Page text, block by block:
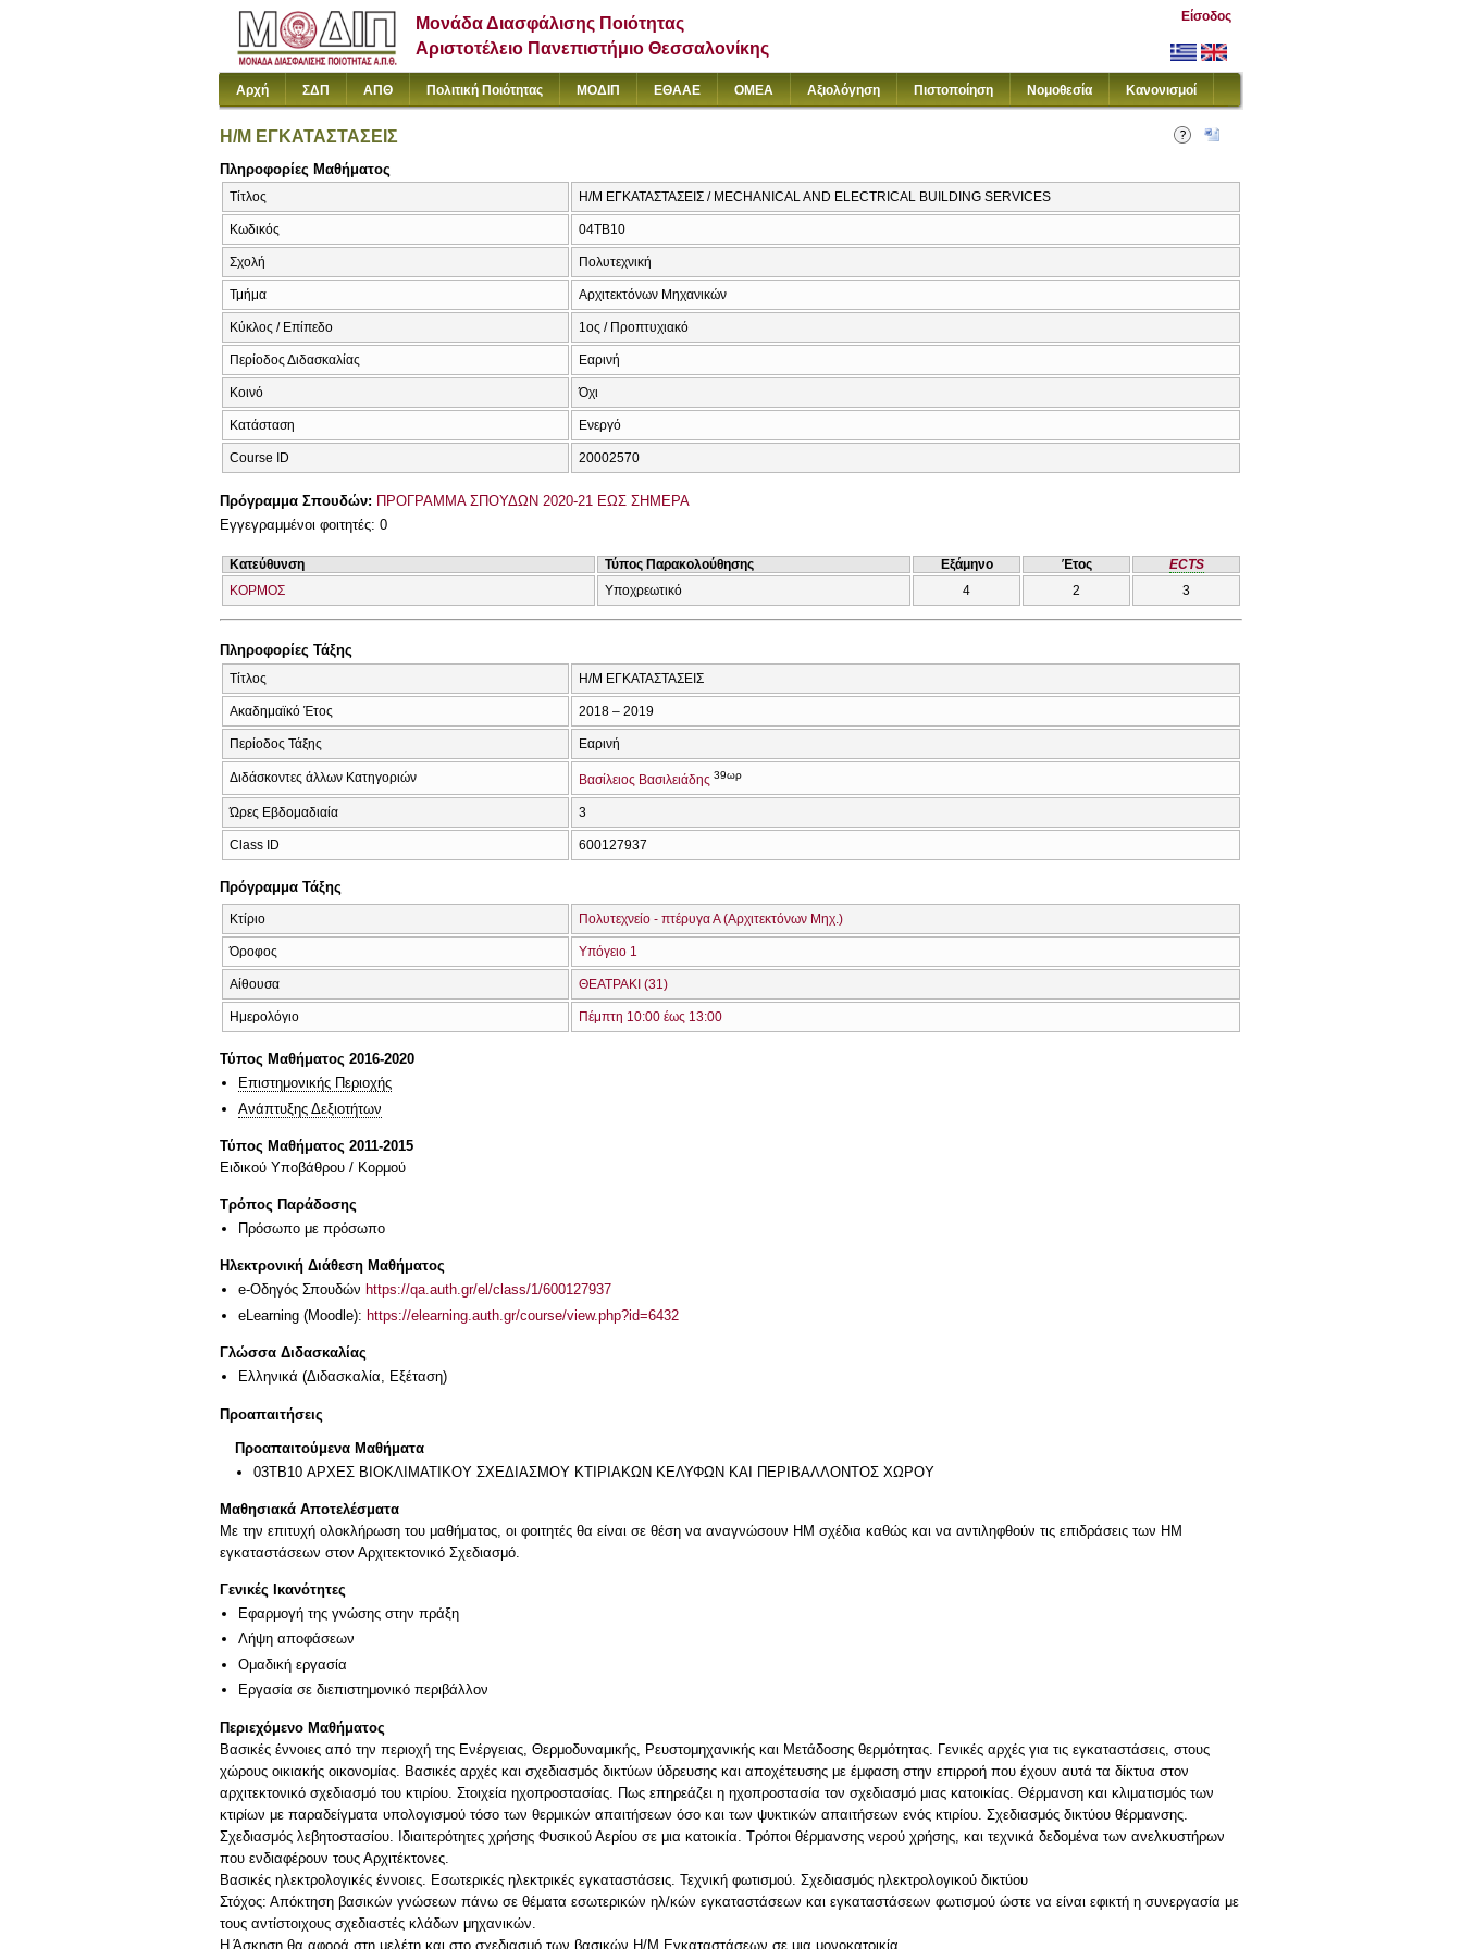
Μονάδα Διασφάλισης Ποιότητας
Αριστοτέλειο Πανεπιστήμιο Θεσσαλονίκης
Είσοδος
Αρχή ΣΔΠ ΑΠΘ Πολιτική Ποιότητας ΜΟΔΙΠ ΕΘΑΑΕ ΟΜΕΑ Αξιολόγηση Πιστοποίηση Νομοθεσία Κανονισμοί
Η/Μ ΕΓΚΑΤΑΣΤΑΣΕΙΣ
Πληροφορίες Μαθήματος
Τίτλος Η/Μ ΕΓΚΑΤΑΣΤΑΣΕΙΣ / MECHANICAL AND ELECTRICAL BUILDING SERVICES
Κωδικός 04TB10
Σχολή Πολυτεχνική
Τμήμα Αρχιτεκτόνων Μηχανικών
Κύκλος / Επίπεδο 1ος / Προπτυχιακό
Περίοδος Διδασκαλίας Εαρινή
Κοινό Όχι
Κατάσταση Ενεργό
Course ID 20002570
Πρόγραμμα Σπουδών: ΠΡΟΓΡΑΜΜΑ ΣΠΟΥΔΩΝ 2020-21 ΕΩΣ ΣΗΜΕΡΑ
Εγγεγραμμένοι φοιτητές: 0
Κατεύθυνση Τύπος Παρακολούθησης Εξάμηνο Έτος
ECTS
ΚΟΡΜΟΣ
Υποχρεωτικό 4 2 3
Πληροφορίες Τάξης
Τίτλος Η/Μ ΕΓΚΑΤΑΣΤΑΣΕΙΣ
Ακαδημαϊκό Έτος 2018 – 2019
Περίοδος Τάξης Εαρινή
Διδάσκοντες άλλων Κατηγοριών Βασίλειος Βασιλειάδης 39ωρ
Ώρες Εβδομαδιαία 3
Class ID 600127937
Πρόγραμμα Τάξης
Κτίριο Πολυτεχνείο - πτέρυγα Α (Αρχιτεκτόνων Μηχ.)
Όροφος Υπόγειο 1
Αίθουσα ΘΕΑΤΡΑΚΙ (31)
Ημερολόγιο Πέμπτη 10:00 έως 13:00
Τύπος Μαθήματος 2016-2020
Επιστημονικής Περιοχής
Ανάπτυξης Δεξιοτήτων
Τύπος Μαθήματος 2011-2015
Ειδικού Υποβάθρου / Κορμού
Τρόπος Παράδοσης
Πρόσωπο με πρόσωπο
Ηλεκτρονική Διάθεση Μαθήματος
e-Οδηγός Σπουδών https://qa.auth.gr/el/class/1/600127937
eLearning (Moodle): https://elearning.auth.gr/course/view.php?id=6432
Γλώσσα Διδασκαλίας
Ελληνικά (Διδασκαλία, Εξέταση)
Προαπαιτήσεις
Προαπαιτούμενα Μαθήματα
03TB10 ΑΡΧΕΣ ΒΙΟΚΛΙΜΑΤΙΚΟΥ ΣΧΕΔΙΑΣΜΟΥ ΚΤΙΡΙΑΚΩΝ ΚΕΛΥΦΩΝ ΚΑΙ ΠΕΡΙΒΑΛΛΟΝΤΟΣ ΧΩΡΟΥ
Μαθησιακά Αποτελέσματα
Με την επιτυχή ολοκλήρωση του μαθήματος, οι φοιτητές θα είναι σε θέση να αναγνώσουν ΗΜ σχέδια καθώς και να αντιληφθούν τις επιδράσεις των ΗΜ
εγκαταστάσεων στον Αρχιτεκτονικό Σχεδιασμό.
Γενικές Ικανότητες
Εφαρμογή της γνώσης στην πράξη
Λήψη αποφάσεων
Ομαδική εργασία
Εργασία σε διεπιστημονικό περιβάλλον
Περιεχόμενο Μαθήματος
Bασικές έννοιες από την περιοχή της Eνέργειας, Θερμοδυναμικής, Pευστομηχανικής και Mετάδοσης θερμότητας. Γενικές αρχές για τις εγκαταστάσεις, στους
χώρους οικιακής οικονομίας. Βασικές αρχές και σχεδιασμός δικτύων ύδρευσης και αποχέτευσης με έμφαση στην επιρροή που έχουν αυτά τα δίκτυα στον
αρχιτεκτονικό σχεδιασμό του κτιρίου. Στοιχεία ηχοπροστασίας. Πως επηρεάζει η ηχοπροστασία τον σχεδιασμό μιας κατοικίας. Θέρμανση και κλιματισμός των
κτιρίων με παραδείγματα υπολογισμού τόσο των θερμικών απαιτήσεων όσο και των ψυκτικών απαιτήσεων ενός κτιρίου. Σχεδιασμός δικτύου θέρμανσης.
Σχεδιασμός λεβητοστασίου. Ιδιαιτερότητες χρήσης Φυσικού Αερίου σε μια κατοικία. Τρόποι θέρμανσης νερού χρήσης, και τεχνικά δεδομένα των ανελκυστήρων
που ενδιαφέρουν τους Αρχιτέκτονες.
Bασικές ηλεκτρολογικές έννοιες. Εσωτερικές ηλεκτρικές εγκαταστάσεις. Τεχνική φωτισμού. Σχεδιασμός ηλεκτρολογικού δικτύου
Στόχος: Απόκτηση βασικών γνώσεων πάνω σε θέματα εσωτερικών ηλ/κών εγκαταστάσεων και εγκαταστάσεων φωτισμού ώστε να είναι εφικτή η συνεργασία με
τους αντίστοιχους σχεδιαστές κλάδων μηχανικών.
Η Άσκηση θα αφορά στη μελέτη και στο σχεδιασμό των βασικών Η/Μ Εγκαταστάσεων σε μια μονοκατοικία.